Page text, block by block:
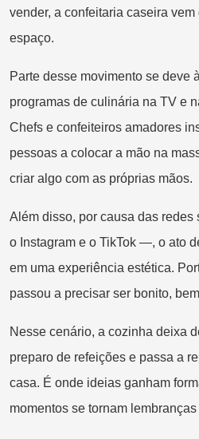
vender, a confeitaria caseira
espaço.
Parte desse movimento se deve
programas de culinária na TV e
Chefs e confeiteiros amadores
pessoas a colocar a mão na
criar algo com as próprias mãos.
Além disso, por causa das
o Instagram e o TikTok —, o ato
em uma experiência estética.
passou a precisar ser bonito,
Nesse cenário, a cozinha deixa
preparo de refeições e passa a
casa. É onde ideias ganham
momentos se tornam